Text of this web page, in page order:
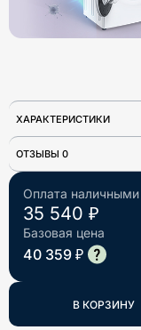
Оплата наличными
35 540 ₽
Базовая цена
40 359 ₽
В КОРЗИНУ
ХАРАКТЕРИСТИКИ
ОТЗЫВЫ 0